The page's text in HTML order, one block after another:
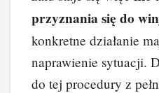
przyznania się do
konkretne działanie
naprawienie sytuacji.
do tej procedury z